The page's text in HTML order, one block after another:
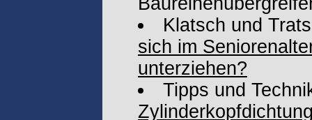
Klatsch und
sich im
unterziehen?
Tipps und